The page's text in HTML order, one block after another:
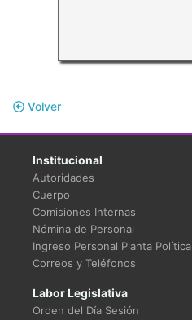
Volver
Institucional
Autoridades
Cuerpo
Comisiones Internas
Nómina de Personal
Ingreso Personal Planta Política
Correos y Teléfonos
Labor Legislativa
Orden del Día Sesión